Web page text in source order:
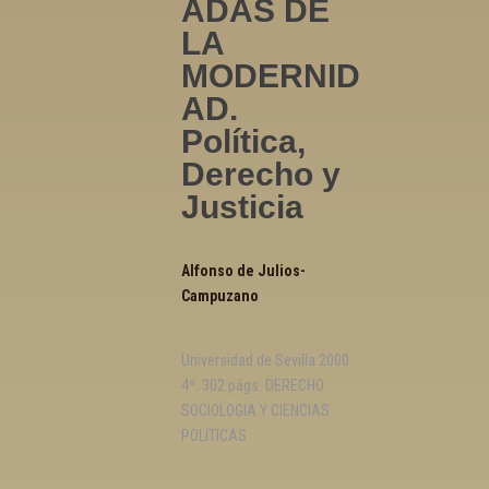
ADAS DE
LA
MODERNID
AD.
Política,
Derecho y
Justicia
Alfonso de Julios-
Campuzano
Universidad de Sevilla 2000.
4º. 302 págs. DERECHO
SOCIOLOGIA Y CIENCIAS
POLITICAS